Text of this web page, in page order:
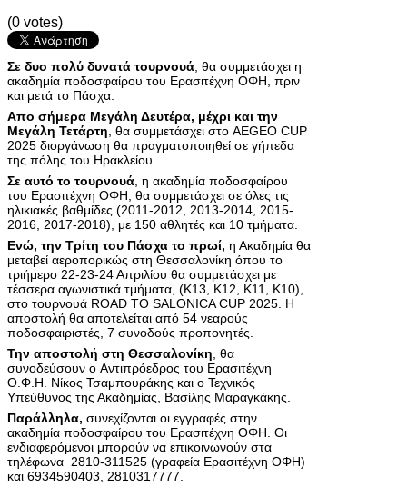
(0 votes)
Σε δυο πολύ δυνατά τουρνουά , θα συμμετάσχει η
ακαδημία ποδοσφαίρου του Ερασιτέχνη ΟΦΗ, πριν
και μετά το Πάσχα.
Απο σήμερα Μεγάλη Δευτέρα, μέχρι και την
Μεγάλη Τετάρτη , θα συμμετάσχει στο AEGEO CUP
2025 διοργάνωση θα πραγματοποιηθεί σε γήπεδα
της πόλης του Ηρακλείου.
Σε αυτό το τουρνουά , η ακαδημία ποδοσφαίρου
του Ερασιτέχνη ΟΦΗ, θα συμμετάσχει σε όλες τις
ηλικιακές βαθμίδες (2011-2012, 2013-2014, 2015-
2016, 2017-2018), με 150 αθλητές και 10 τμήματα.
Ενώ, την Τρίτη του Πάσχα το πρωί, η Ακαδημία θα
μεταβεί αεροπορικώς στη Θεσσαλονίκη όπου το
τριήμερο 22-23-24 Απριλίου θα συμμετάσχει με
τέσσερα αγωνιστικά τμήματα, (Κ13, Κ12, Κ11, Κ10),
στο τουρνουά ROAD TO SALONICA CUP 2025. Η
αποστολή θα αποτελείται από 54 νεαρούς
ποδοσφαιριστές, 7 συνοδούς προπονητές.
Την αποστολή στη Θεσσαλονίκη , θα
συνοδεύσουν ο Αντιπρόεδρος του Ερασιτέχνη
Ο.Φ.Η. Νίκος Τσαμπουράκης και ο Τεχνικός
Υπεύθυνος της Ακαδημίας, Βασίλης Μαραγκάκης.
Παράλληλα, συνεχίζονται οι εγγραφές στην
ακαδημία ποδοσφαίρου του Ερασιτέχνη ΟΦΗ. Οι
ενδιαφερόμενοι μπορούν να επικοινωνούν στα
τηλέφωνα 2810-311525 (γραφεία Ερασιτέχνη ΟΦΗ)
και 6934590403, 2810317777.